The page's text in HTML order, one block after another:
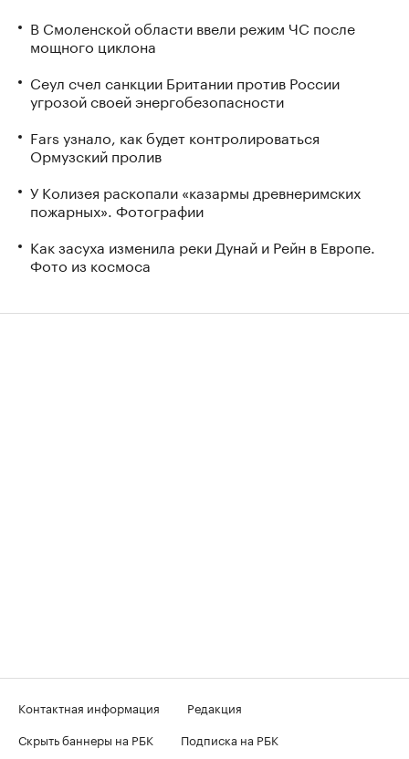
В Смоленской области ввели режим ЧС после
мощного циклона
Сеул счел санкции Британии против России
угрозой своей энергобезопасности
Fars узнало, как будет контролироваться
Ормузский пролив
У Колизея раскопали «казармы древнеримских
пожарных». Фотографии
Как засуха изменила реки Дунай и Рейн в Европе.
Фото из космоса
Контактная информация
Редакция
Скрыть баннеры на РБК
Подписка на РБК